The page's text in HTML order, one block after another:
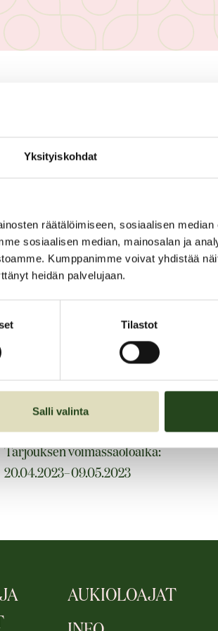
Yksityiskohdat
räätälöimiseen, sosiaalisen
sosiaalisen median, mainosalan ja
Kumppanimme voivat yhdistää
heidän palvelujaan.
Tilastot
Salli valinta
Äitienpäivän tarjous
kuvan tai tekstin.
28 euroa (norm. 33,95
Tarjouksen voimassaoloaika:
20.04.2023–09.05.2023
AUKIOLOAJAT